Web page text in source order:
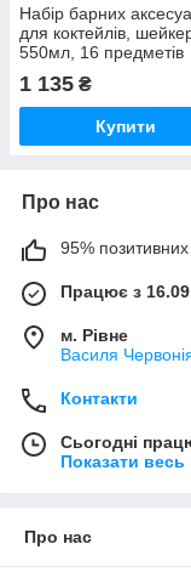
Набір барних
для коктейлів,
550мл, 16 предметів
1 135 ₴
Купити
Про нас
95% позитивних
Працює з
м. Рівне
Василя
Контакти
Сьогодні
Показати весь
Про нас